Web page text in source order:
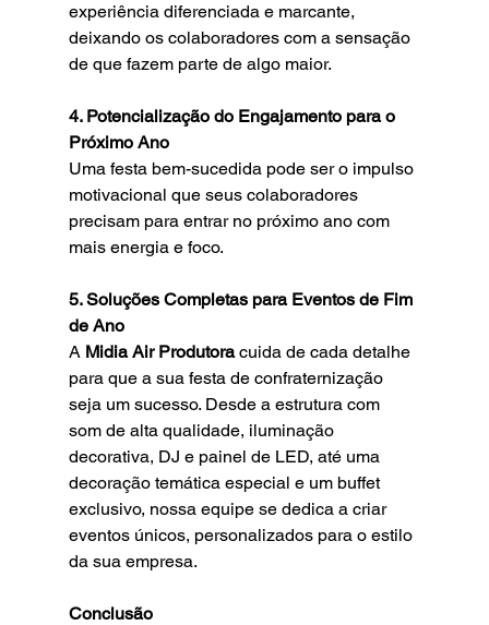
experiência diferenciada e marcante,
deixando os colaboradores com a sensação
de que fazem parte de algo maior.
4. Potencialização do Engajamento para o
Próximo Ano
Uma festa bem-sucedida pode ser o impulso
motivacional que seus colaboradores
precisam para entrar no próximo ano com
mais energia e foco.
5. Soluções Completas para Eventos de Fim
de Ano
A Midia Air Produtora cuida de cada detalhe
para que a sua festa de confraternização
seja um sucesso. Desde a estrutura com
som de alta qualidade, iluminação
decorativa, DJ e painel de LED, até uma
decoração temática especial e um buffet
exclusivo, nossa equipe se dedica a criar
eventos únicos, personalizados para o estilo
da sua empresa.
Conclusão